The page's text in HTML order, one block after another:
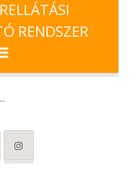
RENDSZER
...